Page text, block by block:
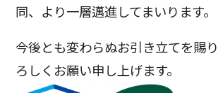
同、より一層邁進してまいります。
今後とも変わらぬお引き立てを賜
ろしくお願い申し上げます。